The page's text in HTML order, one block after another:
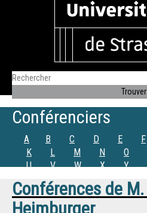
Conférenciers
A B C D E F
K
L M N O
U
V W X Y
Conférences de M.
Heimburger